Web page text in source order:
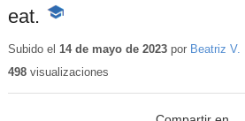
eat.
-
educativo
Subido el 14 de mayo de 2023por Beatriz V.
498visualizaciones